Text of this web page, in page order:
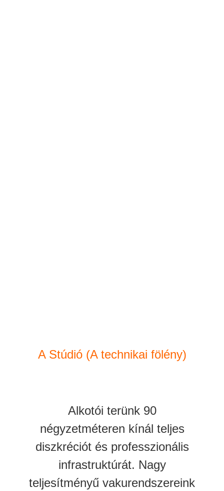
A Stúdió (A technikai fölény)
Alkotói terünk 90
négyzetméteren kínál teljes
diszkréciót és professzionális
infrastruktúrát. Nagy
teljesítményű vakurendszereink